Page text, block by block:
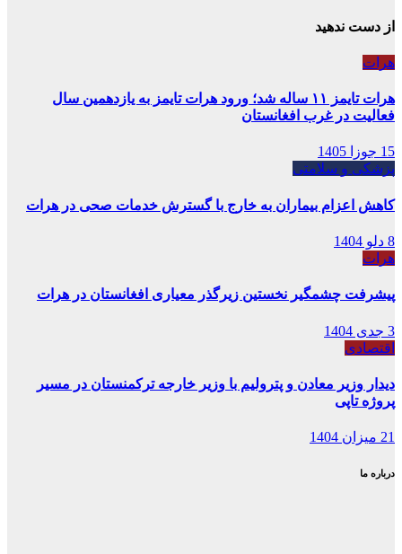
از دست ندهید
هرات
هرات تایمز ۱۱ ساله شد؛ ورود هرات تایمز به یازدهمین سال
فعالیت در غرب افغانستان
15 جوزا 1405
پزشکی و سلامتی
کاهش اعزام بیماران به خارج با گسترش خدمات صحی در هرات
8 دلو 1404
هرات
پیشرفت چشمگیر نخستین زیرگذر معیاری افغانستان در هرات
3 جدی 1404
اقتصادی
دیدار وزیر معادن و پترولیم با وزیر خارجه ترکمنستان در مسیر
پروژه تاپی
21 میزان 1404
درباره ما